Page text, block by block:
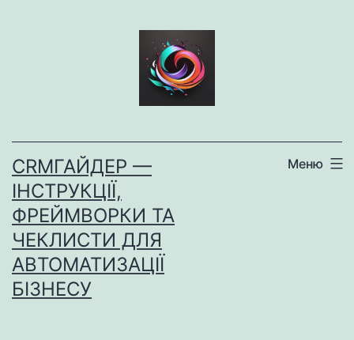
CRMГАЙДЕР —
ІНСТРУКЦІЇ,
ФРЕЙМВОРКИ ТА
ЧЕКЛИСТИ ДЛЯ
АВТОМАТИЗАЦІЇ
БІЗНЕСУ
Меню